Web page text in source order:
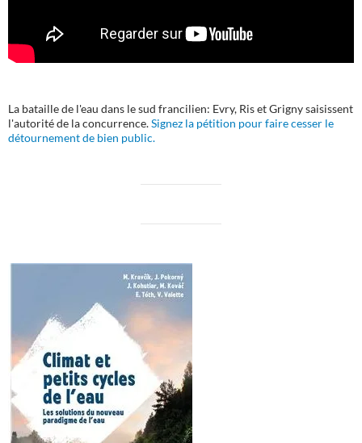
La bataille de l'eau dans le sud francilien: Evry, Ris et Grigny saisissent
l'autorité de la concurrence.Signez la pétition pour faire cesser le
détournement de bien public.